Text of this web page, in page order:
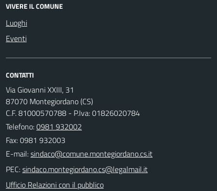
VIVERE IL COMUNE
Luoghi
Eventi
CONTATTI
Via Giovanni XXIII, 31
87070 Montegiordano (CS)
C.F. 81000570788 - P.Iva: 01826020784
Telefono:0981 932002
Fax: 0981 932003
E-mail:
PEC:
Ufficio Relazioni con il pubblico